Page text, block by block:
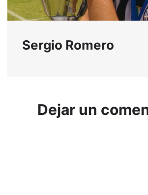
Sergio Romero
Dejar un